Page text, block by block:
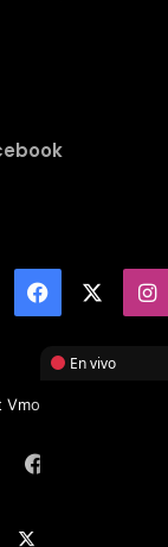
Facebook
TI 2026, All
En vivo